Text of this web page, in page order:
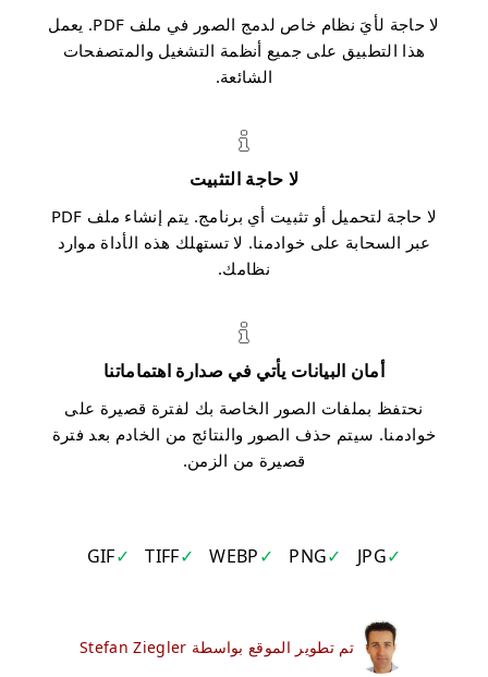
لا حاجة لأيَ نظام خاص لدمج الصور في ملف PDF. يعمل
هذا التطبيق على جميع أنظمة التشغيل والمتصفحات
الشائعة.
لا حاجة التثبيت
لا حاجة لتحميل أو تثبيت أي برنامج. يتم إنشاء ملف PDF
عبر السحابة على خوادمنا. لا تستهلك هذه الأداة موارد
نظامك.
أمان البيانات يأتي في صدارة اهتماماتنا
نحتفظ بملفات الصور الخاصة بك لفترة قصيرة على
خوادمنا. سيتم حذف الصور والنتائج من الخادم بعد فترة
قصيرة من الزمن.
JPG
PNG
WEBP
TIFF
GIF
تم تطوير الموقع بواسطة Stefan Ziegler